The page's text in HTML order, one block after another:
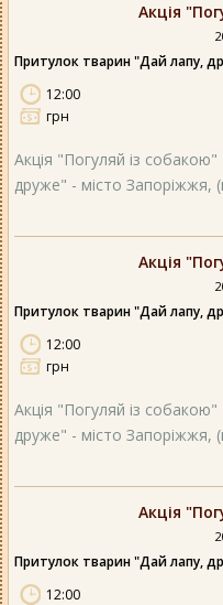
Акція
Притулок тварин "Дай лапу,
12:00
грн
Акція "Погуляй із
друже" - місто Запоріжжя,
Акція
Притулок тварин "Дай лапу,
12:00
грн
Акція "Погуляй із
друже" - місто Запоріжжя,
Акція
Притулок тварин "Дай лапу,
12:00